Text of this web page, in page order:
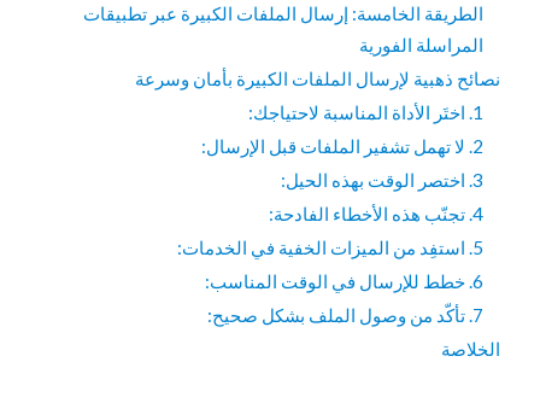
الطريقة الخامسة: إرسال الملفات الكبيرة عبر تطبيقات
المراسلة الفورية
نصائح ذهبية لإرسال الملفات الكبيرة بأمان وسرعة
1. اختَر الأداة المناسبة لاحتياجك:
2. لا تهمل تشفير الملفات قبل الإرسال:
3. اختصر الوقت بهذه الحيل:
4. تجنّب هذه الأخطاء الفادحة:
5. استفِد من الميزات الخفية في الخدمات:
6. خطط للإرسال في الوقت المناسب:
7. تأكّد من وصول الملف بشكل صحيح:
الخلاصة